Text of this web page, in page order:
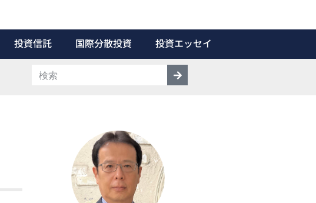
投資信託 国際分散投資 投資エッセイ